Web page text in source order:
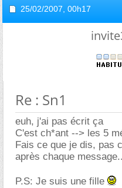
25/02/2007, 00h17
Re : Sn1
euh, j'ai pas écrit ça
C'est ch*ant --> les 5
Fais ce que je dis, pas
après chaque
P.S: Je suis une fille